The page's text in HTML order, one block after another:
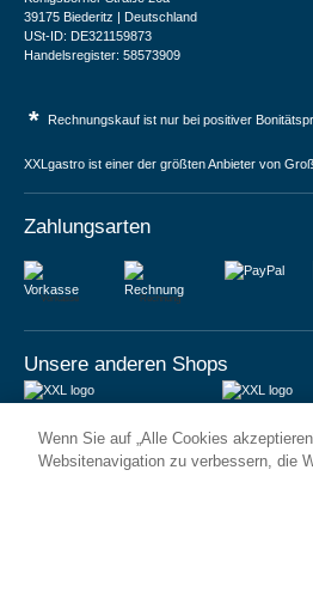
39175 Biederitz | Deutschland
USt-ID: DE321159873
Handelsregister: 58573909
* Rechnungskauf ist nur bei positiver
XXLgastro ist einer der größten Anbieter von
Zahlungsarten
Vorkasse Rechnung
Unsere anderen Shops
6 Rue des Bateliers
92110 Clichy | France
Vrijheidweg 34
1521RR
Wenn Sie auf „Alle Cookies
Websitenavigation zu verbessern, die